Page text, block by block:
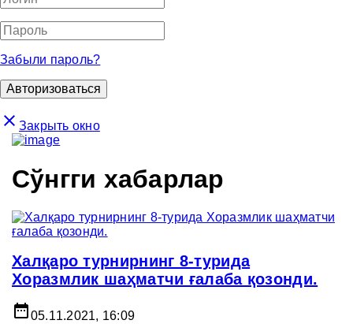
Забыли пароль?
close Закрыть окно
Сўнгги хабарлар
Халқаро турнирнинг 8-турида
Хоразмлик шаҳматчи ғалаба қозонди.
date_range05.11.2021, 16:09